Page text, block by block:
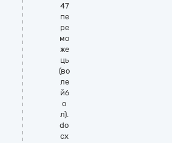
47
пе
ре
мо
же
ць
(во
ле
йб
о
л).
do
cx